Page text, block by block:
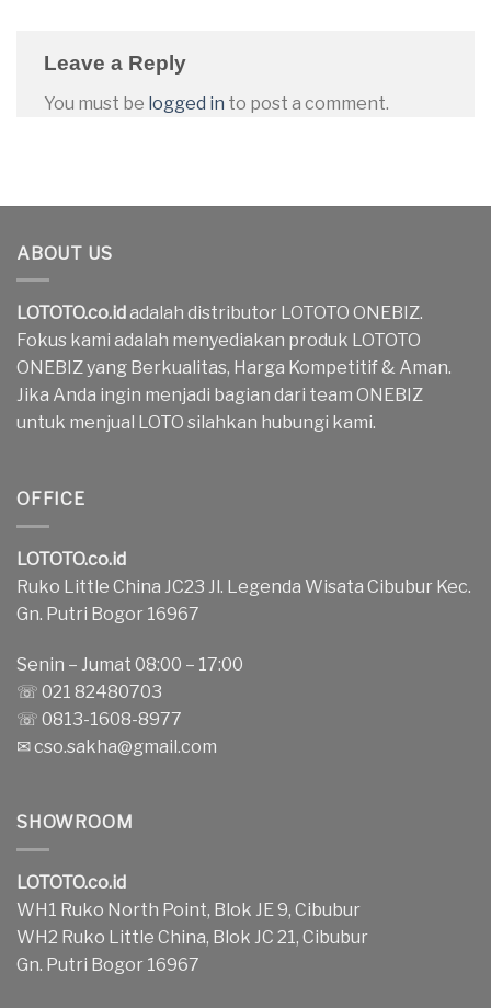
Leave a Reply
You must be logged in to post a comment.
ABOUT US
LOTOTO.co.id adalah distributor LOTOTO ONEBIZ.
Fokus kami adalah menyediakan produk LOTOTO
ONEBIZ yang Berkualitas, Harga Kompetitif & Aman.
Jika Anda ingin menjadi bagian dari team ONEBIZ
untuk menjual LOTO silahkan hubungi kami.
OFFICE
LOTOTO.co.id
Ruko Little China JC23 Jl. Legenda Wisata Cibubur Kec.
Gn. Putri Bogor 16967
Senin – Jumat 08:00 – 17:00
☏ 021 82480703
☏ 0813-1608-8977
✉cso.sakha@gmail.com
SHOWROOM
LOTOTO.co.id
WH1 Ruko North Point, Blok JE 9, Cibubur
WH2 Ruko Little China, Blok JC 21, Cibubur
Gn. Putri Bogor 16967